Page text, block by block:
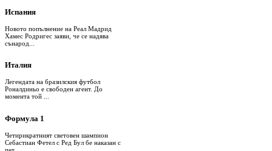
Испания
Новото попълнение на Реал Мадрид
Хамес Родригес заяви, че се надява
сънарод...
Италия
Легендата на бразилския футбол
Роналдиньо е свободен агент. До
момента той ...
Формула 1
Четирикратният световен шампион
Себастиан Фетел с Ред Бул бе наказан с